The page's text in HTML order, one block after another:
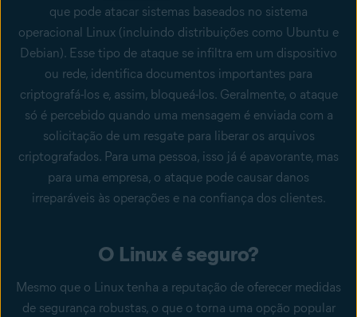
que pode atacar sistemas baseados no sistema
operacional Linux (incluindo distribuições como Ubuntu e
Debian). Esse tipo de ataque se infiltra em um dispositivo
ou rede, identifica documentos importantes para
criptografá-los e, assim, bloqueá-los. Geralmente, o ataque
só é percebido quando uma mensagem é enviada com a
solicitação de um resgate para liberar os arquivos
criptografados. Para uma pessoa, isso já é apavorante, mas
para uma empresa, o ataque pode causar danos
irreparáveis às operações e na confiança dos clientes.
O Linux é seguro?
Mesmo que o Linux tenha a reputação de oferecer medidas
de segurança robustas, o que o torna uma opção popular